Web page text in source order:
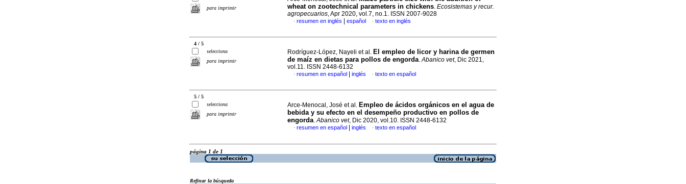
para imprimir
wheat on zootechnical parameters in chickens. Ecosistemas y recur.
agropecuarios, Apr 2020, vol.7, no.1. ISSN 2007-9028
· resumen en inglés español · texto en inglés
4 / 5
selecciona
para imprimir
Rodríguez-López, Nayeli et al. El empleo de licor y harina de germen
de maíz en dietas para pollos de engorda.Abanico vet, Dic 2021,
vol.11. ISSN 2448-6132
· resumen en español inglés · texto en español
5 / 5
selecciona
para imprimir
Arce-Menocal, José et al. Empleo de ácidos orgánicos en el agua de
bebida y su efecto en el desempeño productivo en pollos de
engorda.Abanico vet, Dic 2020, vol.10. ISSN 2448-6132
· resumen en español inglés · texto en español
página 1 de 1
Refinar la búsqueda